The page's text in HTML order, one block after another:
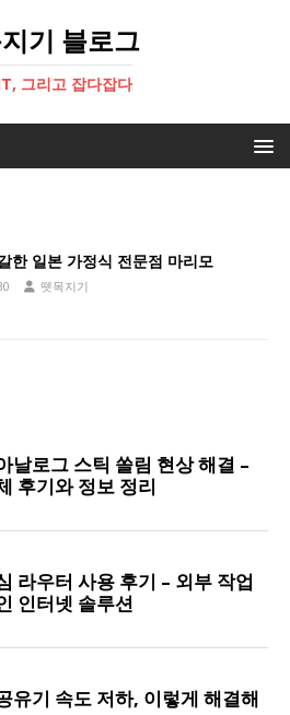
기 블로그
그리고 잡다잡다
한 일본 가정식 전문점 마리모
뗏목지기